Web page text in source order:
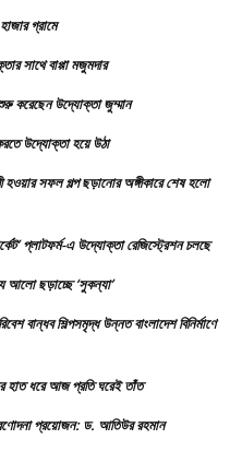
গ্রামে
সাথে বাপ্পা মজুমদার
করেছেন উদ্যোক্তা জুম্মান
উদ্যোক্তা হয়ে উঠা
হওয়ার সফল গল্প ছড়ানোর অঙ্গীকারে শেষ হলো
প্লাটফর্ম-এ উদ্যোক্তা রেজিস্ট্রেশন চলছে
আলো ছড়াচ্ছে ‘সুকন্যা’
বান্ধব শিল্পসমৃদ্ধ উন্নত বাংলাদেশ বিনির্মাণে
হাত ধরে আজ প্রতি ঘরেই তাঁত
প্রয়োজন: ড. আতিউর রহমান